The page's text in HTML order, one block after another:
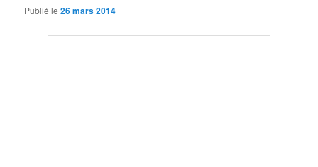
Publié le26 mars 2014